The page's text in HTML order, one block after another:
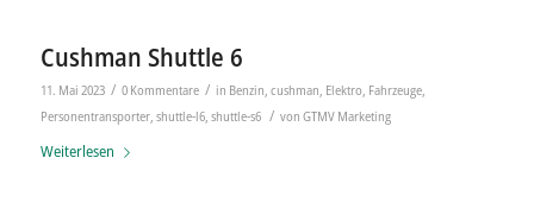
Cushman Shuttle 6
11. Mai 2023 / 0 Kommentare / in Benzin, cushman, Elektro, Fahrzeuge,
Personentransporter, shuttle-l6, shuttle-s6 / von GTMV Marketing
Weiterlesen